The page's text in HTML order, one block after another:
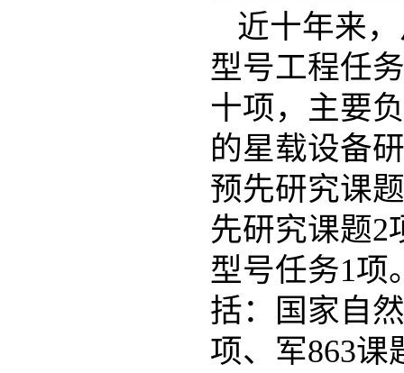
近十年来
型号工程任
十项，主要
的星载设备
预先研究课
先研究课题2
型号任务1项
括：国家自
项、军863课